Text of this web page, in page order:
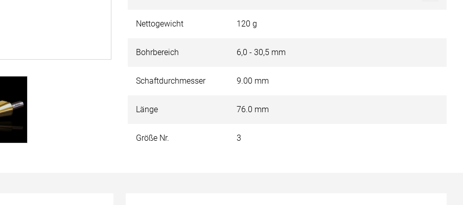
Nettogewicht 120 g
Bohrbereich 6,0 - 30,5 mm
Schaftdurchmesser 9.00 mm
Länge 76.0 mm
Größe Nr. 3